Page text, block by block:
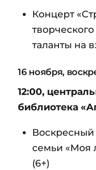
Концерт
таланты на
16 ноября,
12:00,
библиотека
Воскресный
семьи «Моя
(6+)